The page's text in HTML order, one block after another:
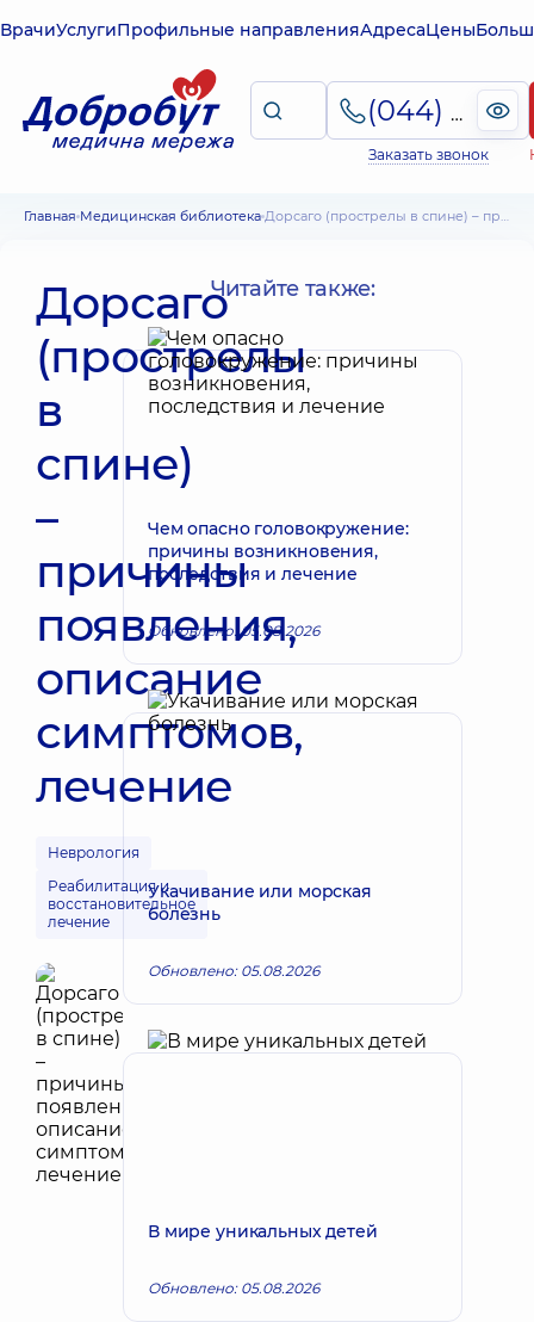
ВрачиУслугиПрофильные направленияАдресаЦены
(044) 495-2-888
Заказать звонок
Главная Медицинская библиотека Дорсаго (прострелы в спине) – причины появления, описание симптомов, лечение
Дорсаго
(прострелы
в
спине)
–
причины
появления,
описание
симптомов,
лечение
Неврология
Реабилитация и
восстановительное
лечение
Читайте также:
Чем опасно головокружение:
причины возникновения,
последствия и лечение
Обновлено: 05.08.2026
Укачивание или морская
болезнь
Обновлено: 05.08.2026
В мире уникальных детей
Обновлено: 05.08.2026